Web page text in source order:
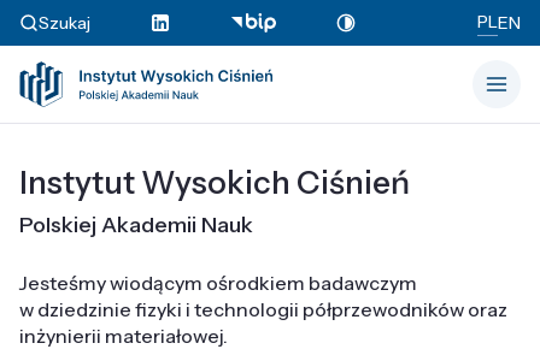
Szukaj PLEN
Instytut Wysokich Ciśnień
Polskiej Akademii Nauk
Jesteśmy wiodącym ośrodkiem badawczym
w dziedzinie fizyki i technologii półprzewodników oraz
inżynierii materiałowej.